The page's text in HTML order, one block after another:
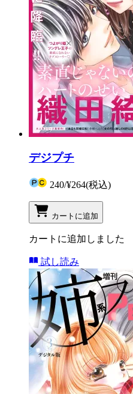
デジプチ
240/¥264(税込)
カートに追加
カートに追加しました
試し読み